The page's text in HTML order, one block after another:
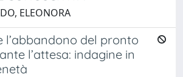
ELEONORA
l’abbandono del pronto
l’attesa: indagine in